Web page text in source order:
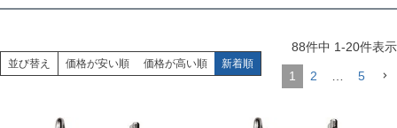
並び替え 価格が安い順 価格が高い順 新着順
88件中 1-20件表示
1 2 5